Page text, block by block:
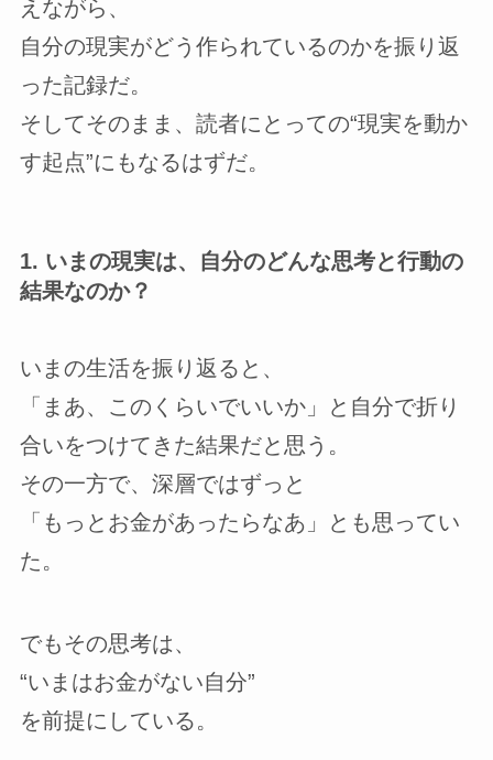
えながら、
自分の現実がどう作られているのかを振り返
った記録だ。
そしてそのまま、読者にとっての“現実を動か
す起点”にもなるはずだ。
1. いまの現実は、自分のどんな思考と行動の
結果なのか？
いまの生活を振り返ると、
「まあ、このくらいでいいか」と自分で折り
合いをつけてきた結果だと思う。
その一方で、深層ではずっと
「もっとお金があったらなあ」とも思ってい
た。
でもその思考は、
“いまはお金がない自分”
を前提にしている。